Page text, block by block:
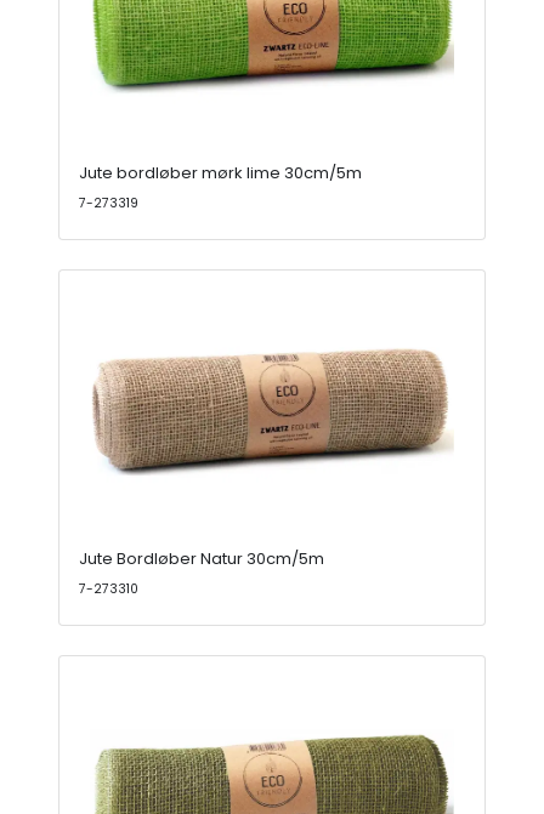
Jute bordløber mørk lime 30cm/5m
7-273319
Jute Bordløber Natur 30cm/5m
7-273310